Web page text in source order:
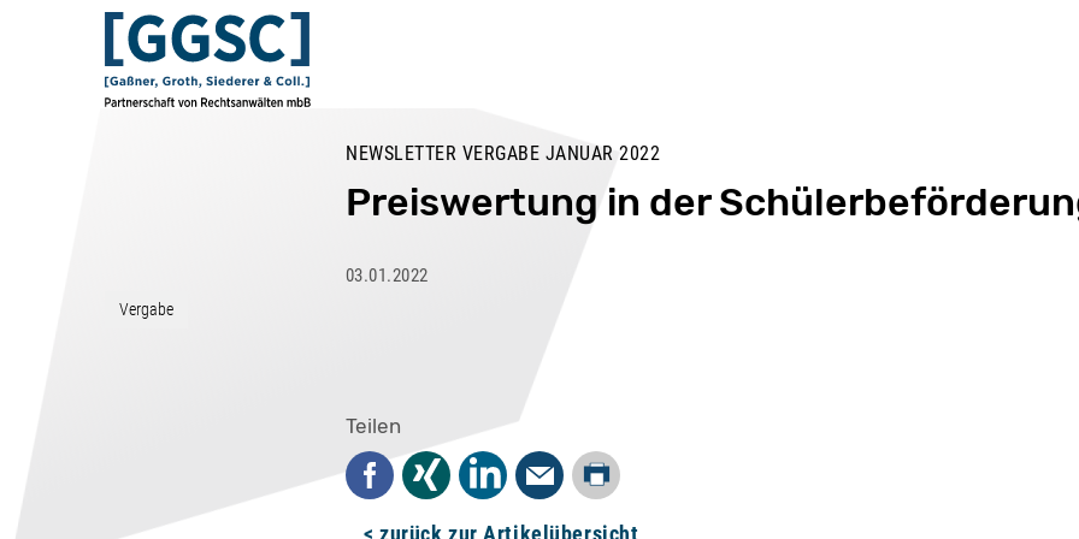
NEWSLETTER VERGABE JANUAR 2022
Preiswertung in der
03.01.2022
Vergabe
Teilen
Facebook
Xing LinkedInMail
Drucken
< zurück zur Artikelübersicht